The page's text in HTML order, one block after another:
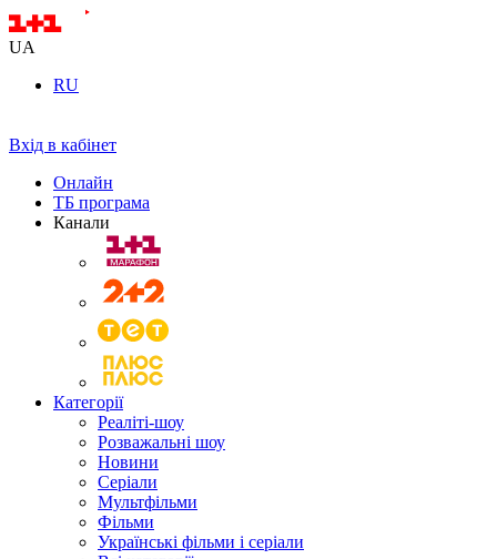
UA
RU
Вхід в кабінет
Онлайн
ТБ програма
Канали
Категорії
Реаліті-шоу
Розважальні шоу
Новини
Серіали
Мультфільми
Фільми
Українські фільми і серіали